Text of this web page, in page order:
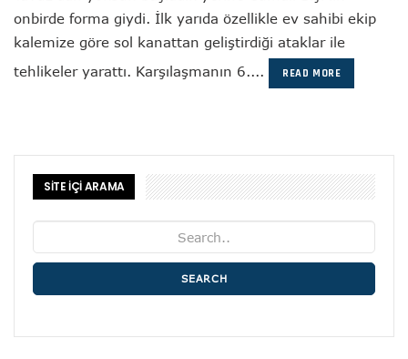
onbirde forma giydi. İlk yarıda özellikle ev sahibi ekip
kalemize göre sol kanattan geliştirdiği ataklar ile
tehlikeler yarattı. Karşılaşmanın 6....
READ MORE
SİTE İÇİ ARAMA
SEARCH